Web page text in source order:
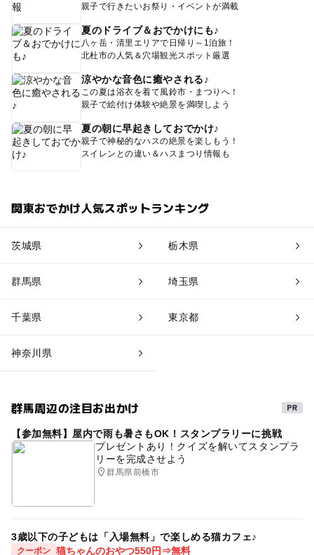
親子で行きたいお祭り・イベントが満載
夏のドライブ＆おでかけにも♪
八ヶ岳・清里エリアで日帰り～1泊旅！
北杜市の人気＆穴場観光スポット厳選
涼やかな音色に癒やされる♪
この夏は浴衣を着て風鈴市・まつりへ！
親子で絵付け体験や絶景を満喫しよう
夏の朝に早起きしておでかけ♪
親子で神秘的なハスの絶景を楽しもう！
スイレンとの違い＆ハスまつり情報も
関東おでかけ人気スポットランキング
茨城県 栃木県
群馬県 埼玉県
千葉県 東京都
神奈川県
群馬周辺の注目お出かけ
【参加無料】屋内で雨も暑さもOK！スタンプラリーに挑戦
プレゼントあり！クイズを解いてスタンプラ
リーを完成させよう
群馬県前橋市
3歳以下の子どもは「入場無料」で楽しめる猫カフェ♪
クーポン 猫ちゃんのおやつ550円⇒無料